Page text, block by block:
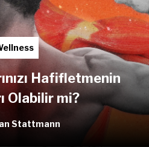
Hafifletmenin
Olabilir mi?
Stattmann